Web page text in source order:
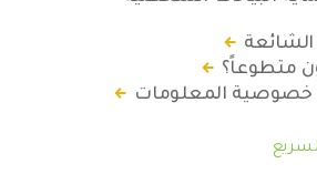
الشائعة
متطوعاً؟
المعلومات